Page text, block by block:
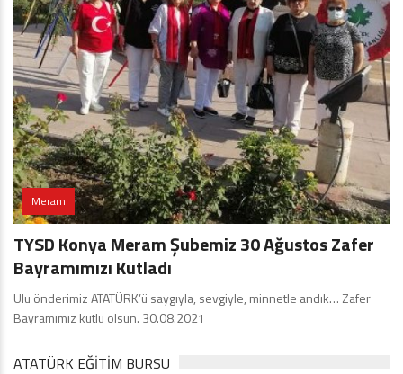
Meram
TYSD Konya Meram Şubemiz 30 Ağustos Zafer
Bayramımızı Kutladı
Ulu önderimiz ATATÜRK’ü saygıyla, sevgiyle, minnetle andık… Zafer
Bayramımız kutlu olsun. 30.08.2021
ATATÜRK EĞITIM BURSU